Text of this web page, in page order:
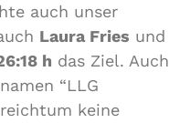
auch unser
Laura Fries und
h das Ziel. Auch
“LLG
keine